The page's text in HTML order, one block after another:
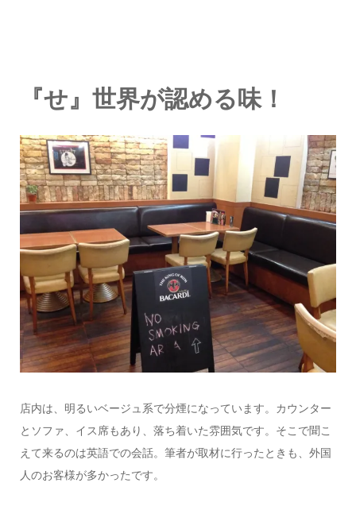
『せ』世界が認める味！
店内は、明るいベージュ系で分煙になっています。カウンター
とソファ、イス席もあり、落ち着いた雰囲気です。そこで聞こ
えて来るのは英語での会話。筆者が取材に行ったときも、外国
人のお客様が多かったです。